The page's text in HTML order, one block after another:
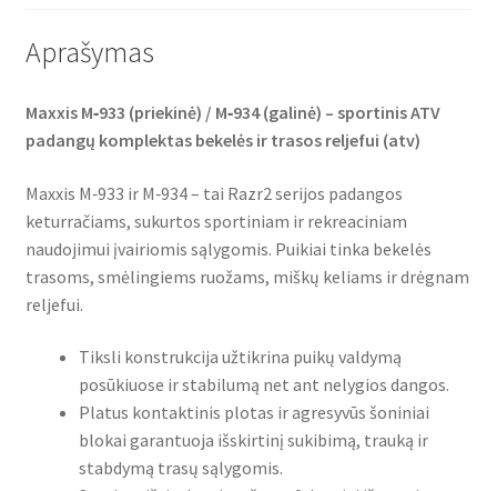
Aprašymas
Maxxis M‑933 (priekinė) / M‑934 (galinė) – sportinis ATV
padangų komplektas bekelės ir trasos reljefui (atv)
Maxxis M‑933 ir M‑934 – tai Razr2 serijos padangos
keturračiams, sukurtos sportiniam ir rekreaciniam
naudojimui įvairiomis sąlygomis. Puikiai tinka bekelės
trasoms, smėlingiems ruožams, miškų keliams ir drėgnam
reljefui.
Tiksli konstrukcija užtikrina puikų valdymą
posūkiuose ir stabilumą net ant nelygios dangos.
Platus kontaktinis plotas ir agresyvūs šoniniai
blokai garantuoja išskirtinį sukibimą, trauką ir
stabdymą trasų sąlygomis.